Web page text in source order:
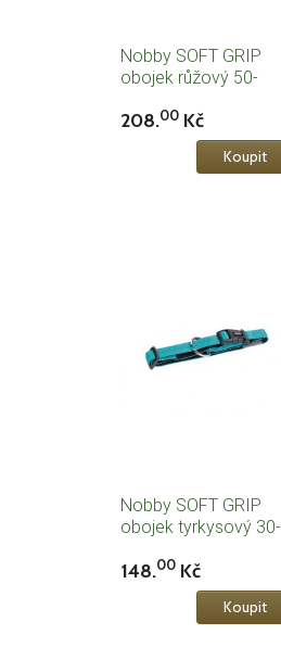
Nobby SOFT GRIP
obojek růžový 50-
208.00 Kč
Nobby SOFT GRIP
obojek tyrkysový 30-
148.00 Kč